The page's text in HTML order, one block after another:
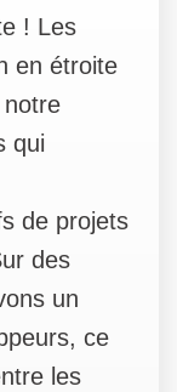
! Les
en étroite
notre
qui
de projets
des
un
ce
les